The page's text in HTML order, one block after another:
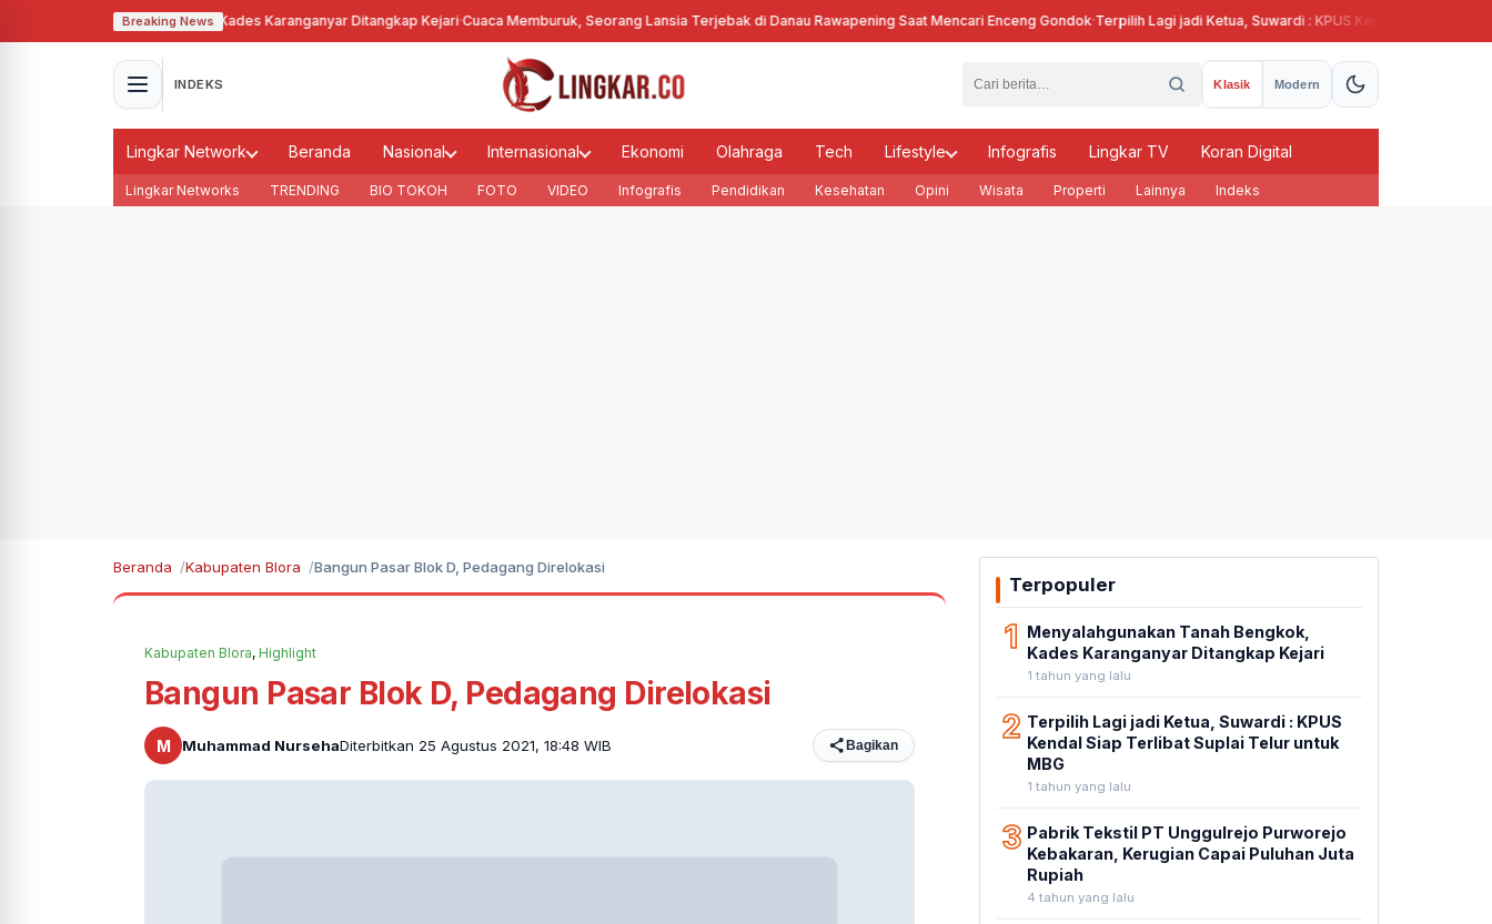
Breaking News
Tanah Bengkok, Kades Karanganyar Ditangkap Kejari· Cuaca Memburuk, Seorang Lansia Terjebak di Danau Rawapening Saat Mencari Enceng Gondok·Terpilih Lagi jadi Ketua, Suwardi : KPUS Kendal Siap Terlibat Suplai
INDEKS Klasik Modern
Lingkar Network Beranda Nasional Internasional Ekonomi Olahraga Tech Lifestyle Infografis Lingkar TV Koran Digital
Lingkar Networks TRENDING BIO TOKOH FOTO VIDEO Infografis Pendidikan Kesehatan Opini Wisata Properti Lainnya Indeks
Beranda Kabupaten Blora Bangun Pasar Blok D, Pedagang Direlokasi
Kabupaten Blora, Highlight
Bangun Pasar Blok D, Pedagang Direlokasi
M Muhammad NursehaDiterbitkan 25 Agustus 2021, 18:48 WIB Bagikan
Terpopuler
1 Menyalahgunakan Tanah Bengkok,
Kades Karanganyar Ditangkap Kejari
1 tahun yang lalu
2 Terpilih Lagi jadi Ketua, Suwardi : KPUS
Kendal Siap Terlibat Suplai Telur untuk
MBG
1 tahun yang lalu
3 Pabrik Tekstil PT Unggulrejo Purworejo
Kebakaran, Kerugian Capai Puluhan Juta
Rupiah
4 tahun yang lalu